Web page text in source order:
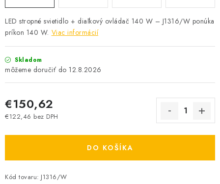
O NÁS - MEGALED & JANTON ZÁKAMENNÉ
Reklamácie a formulár na odstúpenie od zmluvy
O nás - MEGALED & JANTON Zákamenné
Zľavy pre profíkov
Hodnotenie obchodu Moja objednávka
LED stropné svietidlo + diaľkový ovládač 140 W – J1316/W ponúka
príkon 140 W. Viac informácií
Skladom
12.8.2026
€150,62
€122,46 bez DPH
DO KOŠÍKA
Kód tovaru: J1316/W